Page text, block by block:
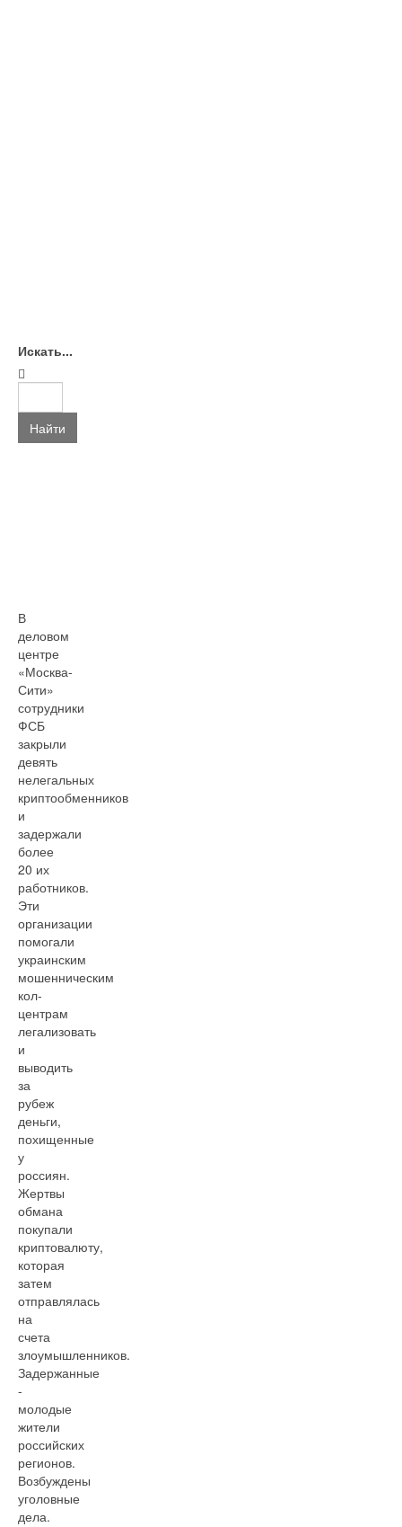
Искать...
Найти
В
деловом
центре
«Москва-
Сити»
сотрудники
ФСБ
закрыли
девять
нелегальных
криптообменников
и
задержали
более
20 их
работников.
Эти
организации
помогали
украинским
мошенническим
кол-
центрам
легализовать
и
выводить
за
рубеж
деньги,
похищенные
у
россиян.
Жертвы
обмана
покупали
криптовалюту,
которая
затем
отправлялась
на
счета
злоумышленников.
Задержанные
-
молодые
жители
российских
регионов.
Возбуждены
уголовные
дела.